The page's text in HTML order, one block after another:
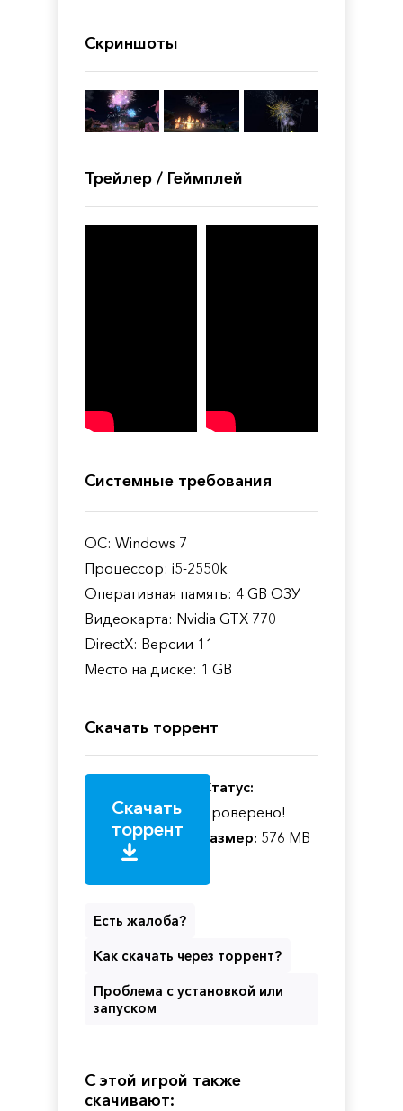
Скриншоты
Трейлер / Геймплей
Системные требования
ОС: Windows 7
Процессор: i5-2550k
Оперативная память: 4 GB ОЗУ
Видеокарта: Nvidia GTX 770
DirectX: Версии 11
Место на диске: 1 GB
Скачать торрент
Скачать
торрент
Статус:
Проверено!
Размер: 576 MB
Есть жалоба?
Как скачать через торрент?
Проблема с установкой или
запуском
С этой игрой также
скачивают: